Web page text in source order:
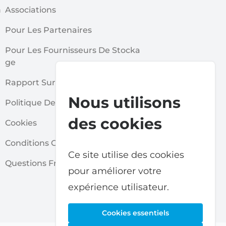
Nous utilisons
des cookies
Ce site utilise des cookies
pour améliorer votre
expérience utilisateur.
Cookies essentiels
Associations
Pour Les Partenaires
Pour Les Fournisseurs De Stocka
Ge
Rapport Sur Le Self Stockage
Politique De Confidentialité
Cookies
Conditions Générales
Questions Fréquentes